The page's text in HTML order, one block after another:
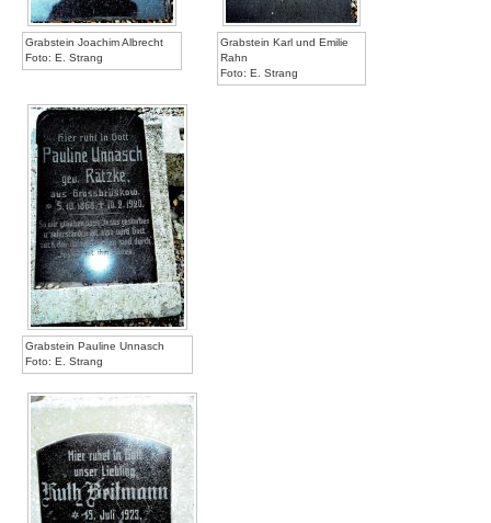
Grabstein Joachim Albrecht
Foto: E. Strang
Grabstein Karl und Emilie
Rahn
Foto: E. Strang
Grabstein Pauline Unnasch
Foto: E. Strang